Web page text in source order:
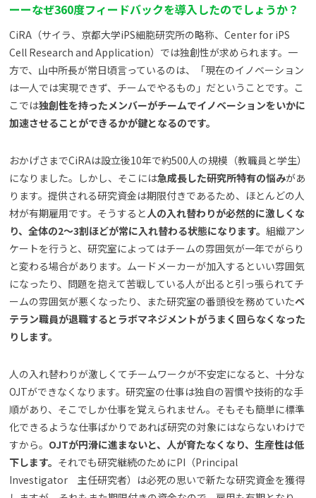
ーーなぜ360度フィードバックを導入したのでしょうか？
CiRA（サイラ、京都大学iPS細胞研究所の略称、Center for iPS
Cell Research and Application）では独創性が求められます。一
方で、山中所長が常日頃言っているのは、「現在のイノベーション
は一人では実現できず、チームでやるもの」だということです。こ
こでは独創性を持ったメンバーがチームでイノベーションをいかに
加速させることができるかが鍵となるのです。
おかげさまでCiRAは設立後10年で約500人の規模（教職員と学生）
になりました。しかし、そこには急成長した研究所特有の悩みがあ
ります。提供される研究資金は期限付きであるため、ほとんどの人
材が有期雇用です。そうすると人の入れ替わりが必然的に激しくな
り、全体の2～3割ほどが常に入れ替わる状態になります。 組織アン
ケートを行うと、研究室によってはチームの雰囲気が一年でがらり
と変わる場合があります。ムードメーカーが加入するといい雰囲気
になったり、問題を抱えて苦戦している人が出ると引っ張られてチ
ームの雰囲気が悪くなったり、また研究室の番頭役を務めていたベ
テラン職員が退職するとラボマネジメントがうまく回らなくなった
りします。
人の入れ替わりが激しくてチームワークが不安定になると、十分な
OJTができなくなります。研究室の仕事は独自の習慣や技術的な手
順があり、そこでしか仕事を覚えられません。そもそも簡単に標準
化できるような仕事ばかりであれば研究の対象にはならないわけで
すから。 OJTが円滑に進まないと、人が育たなくなり、生産性は低
下します。 それでも研究継続のためにPI（Principal
Investigator 主任研究者）は必死の思いで新たな研究資金を獲得